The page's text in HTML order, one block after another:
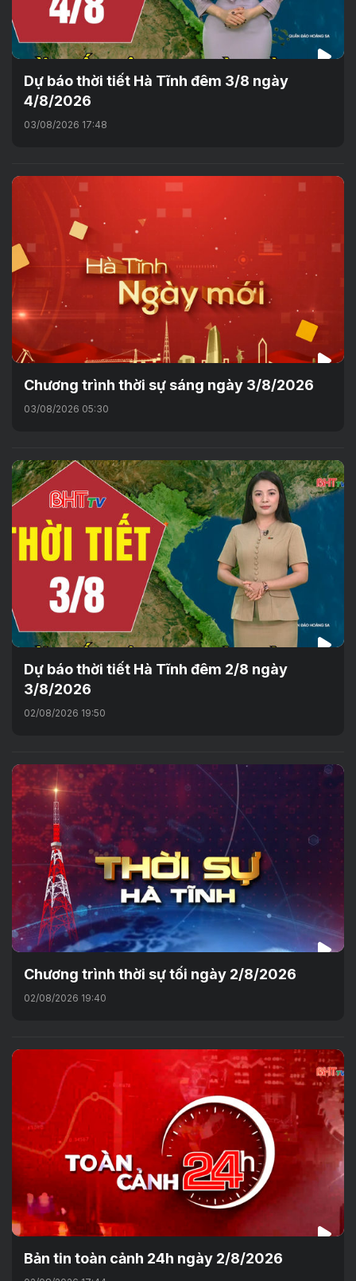
Dự báo thời tiết Hà Tĩnh đêm 3/8 ngày
4/8/2026
03/08/2026 17:48
Chương trình thời sự sáng ngày 3/8/2026
03/08/2026 05:30
Dự báo thời tiết Hà Tĩnh đêm 2/8 ngày
3/8/2026
02/08/2026 19:50
Chương trình thời sự tối ngày 2/8/2026
02/08/2026 19:40
Bản tin toàn cảnh 24h ngày 2/8/2026